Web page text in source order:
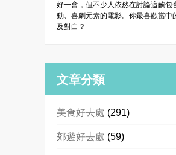
好一會，但不少人依然在討論這齣包
動、喜劇元素的電影。你最喜歡當中
及對白？
文章分類
美食好去處 (291)
郊遊好去處 (59)